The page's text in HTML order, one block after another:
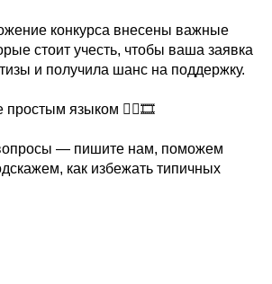
конкурса внесены важные
стоит учесть, чтобы ваша заявка
и получила шанс на поддержку.
простым языком 👉🏻🎞
— пишите нам, поможем
как избежать типичных